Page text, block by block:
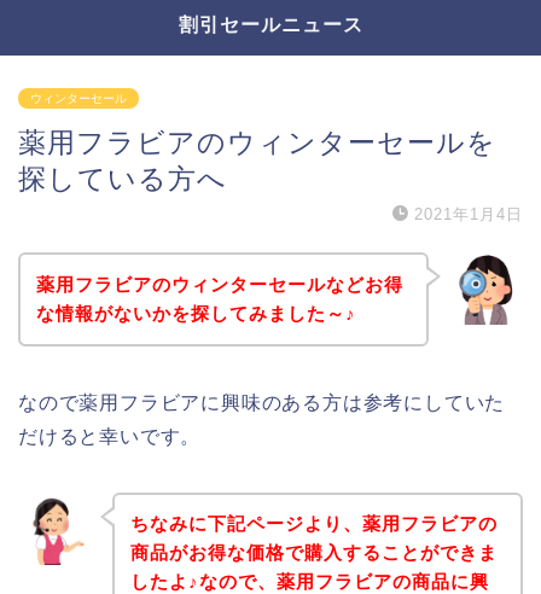
割引セールニュース
ウィンターセール
薬用フラビアのウィンターセールを
探している方へ
2021年1月4日
薬用フラビアのウィンターセールなどお得
な情報がないかを探してみました～♪
なので薬用フラビアに興味のある方は参考にしていた
だけると幸いです。
ちなみに下記ページより、薬用フラビアの
商品がお得な価格で購入することができま
したよ♪なので、薬用フラビアの商品に興